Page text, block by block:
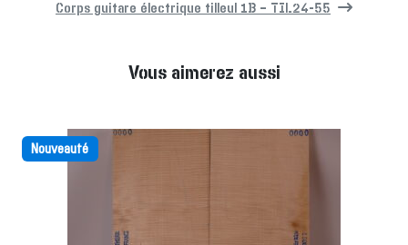
Corps guitare électrique tilleul 1B – TIL24-55
Vous aimerez aussi
Nouveauté